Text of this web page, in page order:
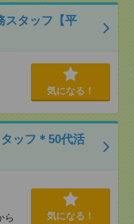
スタッフ【平
気になる！
ッフ＊50代活
ら
気になる！